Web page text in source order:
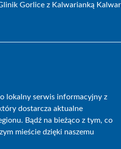
Gorlice z Kalwarianką
lokalny serwis informacyjny z
dostarcza aktualne
Bądź na bieżąco z tym, co
mieście dzięki naszemu